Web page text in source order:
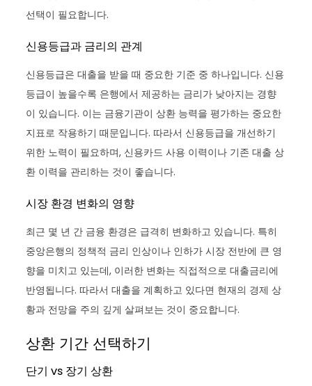
선택이 필요합니다.
신용등급과 금리의 관계
신용등급은 대출을 받을 때 중요한 기준 중 하나입니다. 신용
등급이 높을수록 은행에서 제공하는 금리가 낮아지는 경향
이 있습니다. 이는 금융기관이 상환 능력을 평가하는 중요한
지표로 작용하기 때문입니다. 따라서 신용등급을 개선하기
위한 노력이 필요하며, 신용카드 사용 이력이나 기존 대출 상
환 이력을 관리하는 것이 좋습니다.
시장 환경 변화의 영향
최근 몇 년 간 금융 환경은 급격히 변화하고 있습니다. 특히
중앙은행의 정책적 금리 인상이나 인하가 시장 전반에 큰 영
향을 미치고 있는데, 이러한 변화는 직접적으로 대출금리에
반영됩니다. 따라서 대출을 계획하고 있다면 현재의 경제 상
황과 전망을 주의 깊게 살펴보는 것이 중요합니다.
상환 기간 선택하기
단기 vs 장기 상환